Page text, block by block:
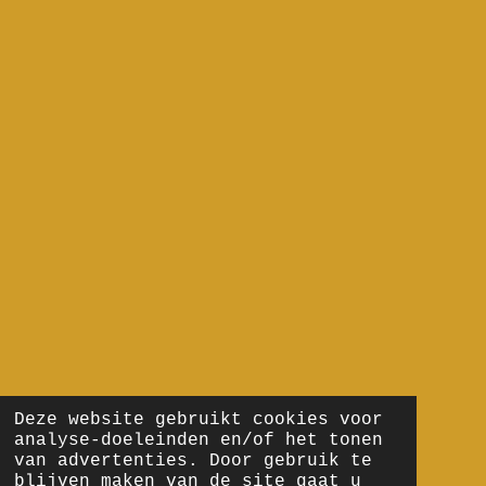
Deze website gebruikt cookies voor
analyse-doeleinden en/of het tonen
van advertenties. Door gebruik te
blijven maken van de site gaat u